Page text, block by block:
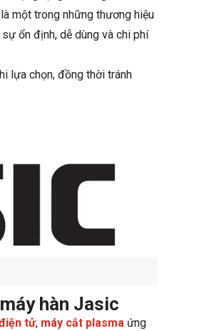
một trong những thương hiệu
ổn định, dễ dùng và chi phí
lựa chọn, đồng thời tránh
hàn Jasic
tử, máy cắt plasma ứng